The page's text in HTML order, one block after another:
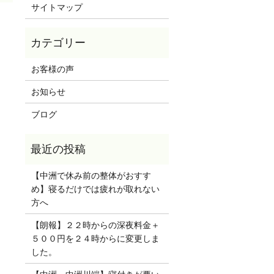
サイトマップ
お客様の声
お知らせ
ブログ
【中洲で休み前の整体がおすす
め】寝るだけでは疲れが取れない
方へ
【朗報】２２時からの深夜料金＋
５００円を２４時からに変更しま
した。